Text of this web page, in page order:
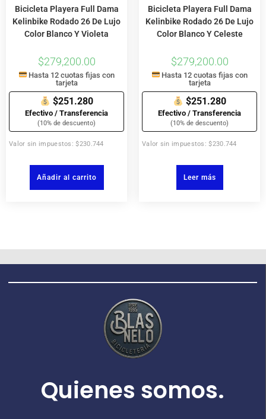
Bicicleta Playera Full Dama
Kelinbike Rodado 26 De Lujo
Color Blanco Y Violeta
$279,200.00
Hasta 12 cuotas fijas con
tarjeta
$251.280
Efectivo / Transferencia
(10% de descuento)
Valor sin impuestos: $230.744
Añadir al carrito
Bicicleta Playera Full Dama
Kelinbike Rodado 26 De Lujo
Color Blanco Y Celeste
$279,200.00
Hasta 12 cuotas fijas con
tarjeta
$251.280
Efectivo / Transferencia
(10% de descuento)
Valor sin impuestos: $230.744
Leer más
Quienes somos.